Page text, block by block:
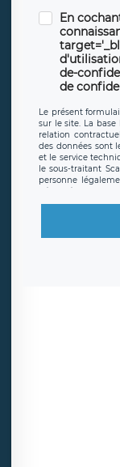
En
de-
de
Le présent
sur le site. La base
relation
des données sont
et le service
le sous-traitant
personne
offrant des
en sollicite la
demander la